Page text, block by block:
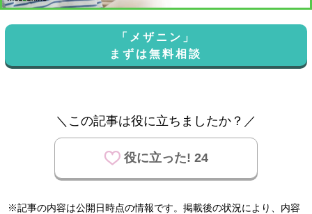
「メザニン」
まずは無料相談
＼この記事は役に立ちましたか？／
役に立った! 24
※記事の内容は公開日時点の情報です。掲載後の状況により、内容